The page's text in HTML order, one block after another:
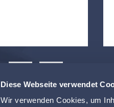
Diese Webseite verwendet
Wir verwenden Cookies, um